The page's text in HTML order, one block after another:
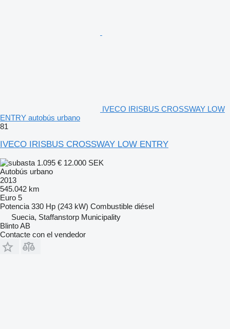
IVECO IRISBUS CROSSWAY LOW
ENTRY autobús urbano
81
IVECO IRISBUS CROSSWAY LOW ENTRY
1.095 € 12.000 SEK
Autobús urbano
2013
545.042 km
Euro 5
Potencia 330 Hp (243 kW) Combustible diésel
Suecia, Staffanstorp Municipality
Blinto AB
Contacte con el vendedor